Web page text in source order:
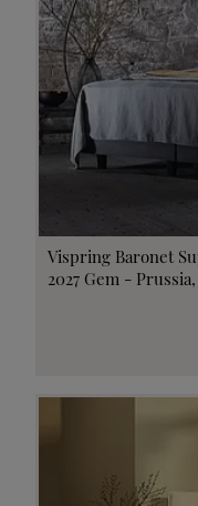
Vispring Baronet
2027 Gem -